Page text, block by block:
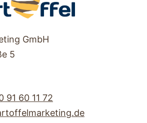
GmbH
5
91 60 11 72